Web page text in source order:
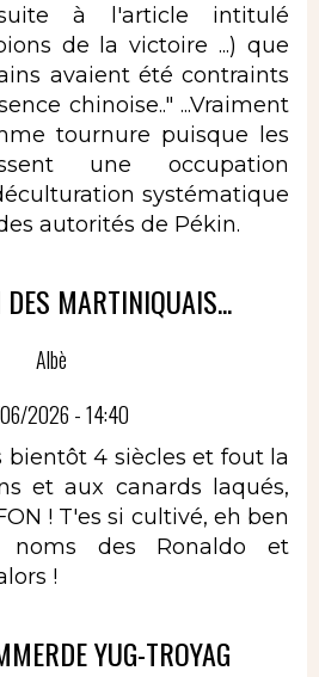
à l'article intitulé
de la victoire ...) que
avaient été contraints
chinoise.." ...Vraiment
tournure puisque les
une occupation
systématique
autorités de Pékin.
DES MARTINIQUAIS...
Albè
2026 - 14:40
bientôt 4 siècles et fout la
et aux canards laqués,
! T'es si cultivé, eh ben
noms des Ronaldo et
!
YUG-TROYAG